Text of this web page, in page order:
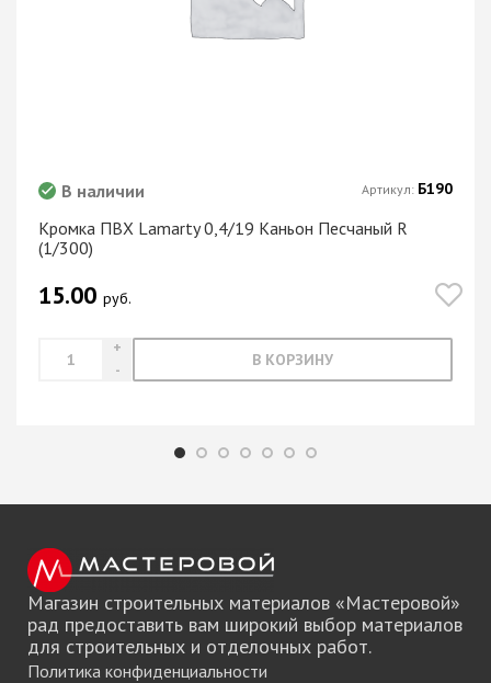
Кромка ПВХ Lamarty 0,4/19 Каньон Песчаный R
(1/300)
В наличии
15.00 руб.
В КОРЗИНУ
Артикул: Б190
Магазин строительных материалов «Мастеровой»
рад предоставить вам широкий выбор материалов
для строительных и отделочных работ.
Политика конфиденциальности